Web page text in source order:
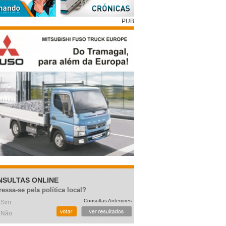
PUB
ONLINE
se pela política local?
Sim
Não
Consultas Anteriores